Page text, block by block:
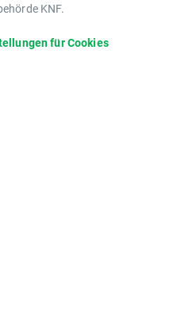
KNF.
für Cookies